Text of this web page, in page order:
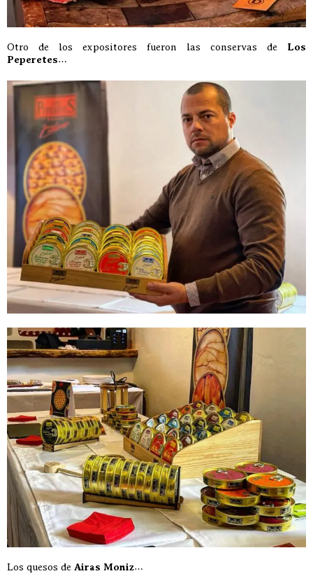
Otro de los expositores fueron las conservas de Los
Peperetes…
Los quesos de Airas Moniz…